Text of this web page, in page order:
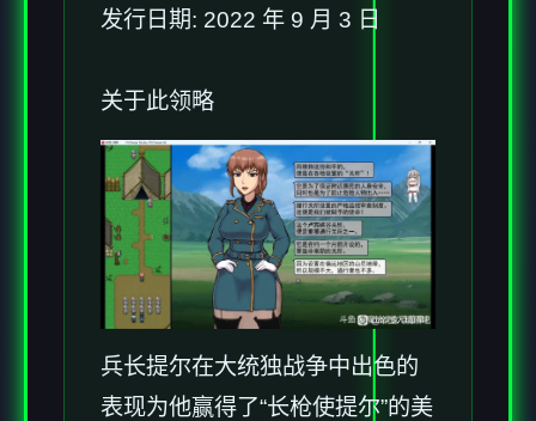
发行日期: 2022 年 9 月 3 日
关于此领略
兵长提尔在大统独战争中出色的
表现为他赢得了“长枪使提尔”的美